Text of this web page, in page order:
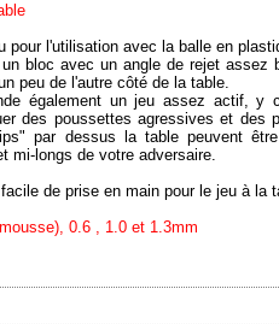
pour l'utilisation avec la balle en
bloc avec un angle de rejet assez
peu de l'autre côté de la table.
également un jeu assez actif, y
des poussettes agressives et des
par dessus la table peuvent
mi-longs de votre adversaire.
de prise en main pour le jeu à la
0.6 , 1.0 et 1.3mm